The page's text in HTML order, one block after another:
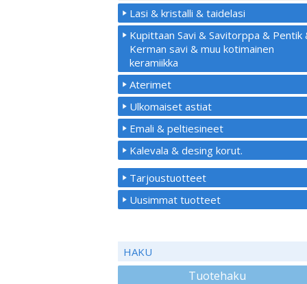
Lasi & kristalli & taidelasi
Kupittaan Savi & Savitorppa & Pentik
Kerman savi & muu kotimainen
keramiikka
Aterimet
Ulkomaiset astiat
Emali & peltiesineet
Kalevala & desing korut.
Tarjoustuotteet
Uusimmat tuotteet
HAKU
Tuotehaku